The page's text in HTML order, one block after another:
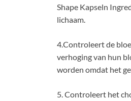
Shape Kapseln
lichaam.
4.Controleert de
verhoging van hun
worden omdat het
5. Controleert het